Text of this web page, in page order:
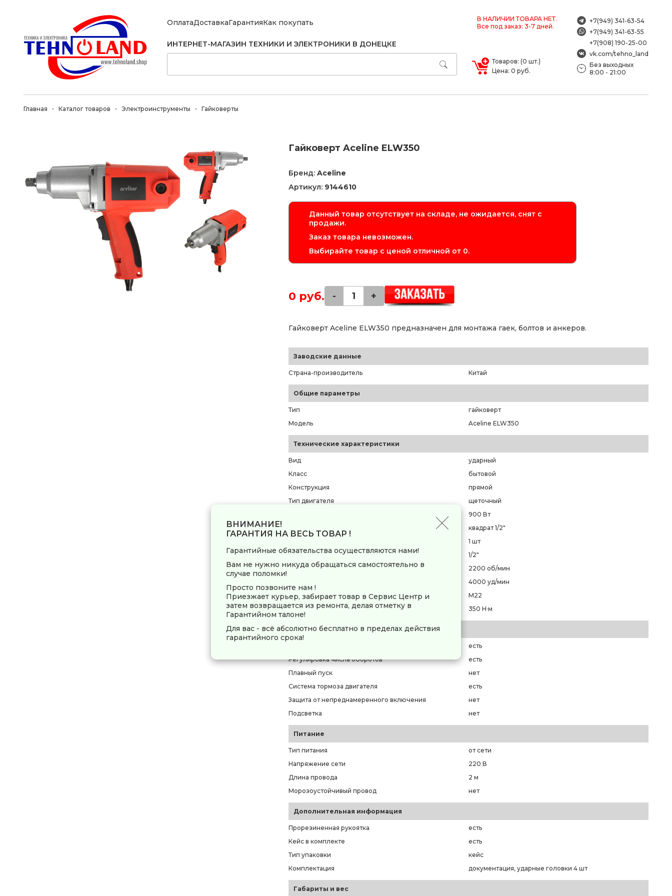
ОплатаДоставкаГарантияКак покупать
В НАЛИЧИИ ТОВАРА НЕТ.
Все под заказ: 3-7 дней.
ИНТЕРНЕТ-МАГАЗИН ТЕХНИКИ И ЭЛЕКТРОНИКИ В ДОНЕЦКЕ
Товаров: (0 шт.)
Цена: 0 руб.
+7(949) 341-63-54
+7(949) 341-63-55
+7(908) 190-25-00
vk.com/tehno_land
Без выходных
8:00 - 21:00
Главная Каталог товаров Электроинструменты Гайковерты
Гайковерт Aceline ELW350
Бренд: Aceline
Артикул: 9144610
Данный товар отсутствует на складе, не ожидается, снят с
продажи.
Заказ товара невозможен.
Выбирайте товар с ценой отличной от 0.
0 руб. - +
Гайковерт Aceline ELW350 предназначен для монтажа гаек, болтов и анкеров.
Заводские данные
Страна-производитель Китай
Общие параметры
Тип
гайковерт
Модель
Aceline ELW350
Технические характеристики
Вид
ударный
Класс
бытовой
Конструкция
прямой
Тип двигателя
щеточный
900 Вт
квадрат 1/2"
1 шт
Размер хвостовика
1/2"
Максимальное число оборотов холостого хода
2200 об/мин
4000 уд/мин
Максимальный диаметр гайки
M22
Максимальный крутящий момент
350 Н·м
Функции/режимы
есть
Регулировка числа оборотов
есть
Плавный пуск
нет
Система тормоза двигателя
есть
Защита от непреднамеренного включения
нет
Подсветка
нет
Питание
Тип питания
от сети
Напряжение сети
220 В
Длина провода
2 м
Морозоустойчивый провод
нет
Дополнительная информация
Прорезиненная рукоятка
есть
Кейс в комплекте
есть
Тип упаковки
кейс
Комплектация
документация, ударные головки 4 шт
Габариты и вес
ВНИМАНИЕ!
ГАРАНТИЯ НА ВЕСЬ ТОВАР !
Гарантийные обязательства осуществляются нами!
Вам не нужно никуда обращаться самостоятельно в
случае поломки!
Просто позвоните нам !
Приезжает курьер, забирает товар в Сервис Центр и
затем возвращается из ремонта, делая отметку в
Гарантийном талоне!
Для вас - всё абсолютно бесплатно в пределах действия
гарантийного срока!